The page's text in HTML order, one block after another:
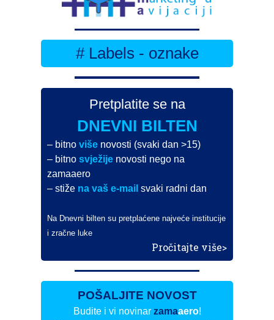
# Labels - oznake
Pretplatite se na
DNEVNI BILTEN
– bitnoviše novosti (svaki dan >15)
– bitnosvježije novosti nego na
zamaaero
– stiže na vaš e-mail svaki radni dan
Na Dnevni bilten su pretplaćene najveće institucije
i zračne luke
Pročitajte više>
POŠALJITE NOVOST
Budite i vi novinar zamaaero!